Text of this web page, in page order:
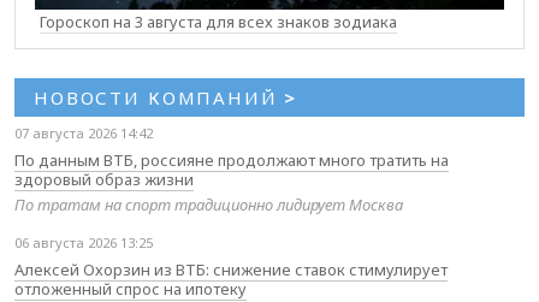
Гороскоп на 3 августа для всех знаков зодиака
НОВОСТИ КОМПАНИЙ >
07 августа 2026 14:42
По данным ВТБ, россияне продолжают много тратить на
здоровый образ жизни
По тратам на спорт традиционно лидирует Москва
06 августа 2026 13:25
Алексей Охорзин из ВТБ: снижение ставок стимулирует
отложенный спрос на ипотеку